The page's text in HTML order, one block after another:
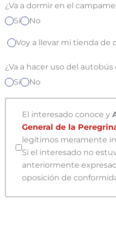
¿Va a dormir en el
Sí
No
Voy a llevar mi tienda de
¿Va a hacer uso del
Sí
No
El interesado conoce y
General de la
legítimos meramente
Si el interesado no
anteriormente
oposición de